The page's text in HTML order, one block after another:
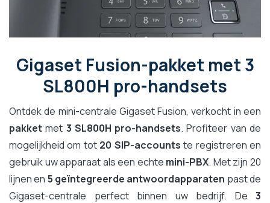
Gigaset Fusion-pakket met 3
SL800H pro-handsets
Ontdek de mini-centrale Gigaset Fusion, verkocht in een
pakket met 3 SL800H pro-handsets. Profiteer van de
mogelijkheid om tot 20 SIP-accounts te registreren en
gebruik uw apparaat als een echte mini-PBX. Met zijn 20
lijnen en 5 geïntegreerde antwoordapparaten past de
Gigaset-centrale perfect binnen uw bedrijf. De 3